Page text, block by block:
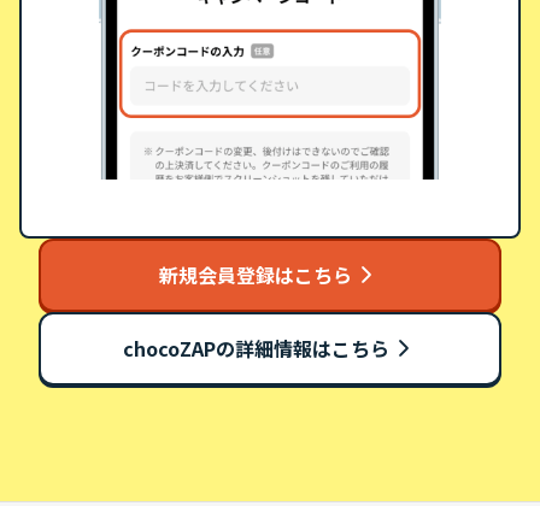
新規会員登録はこちら
chocoZAPの詳細情報はこちら